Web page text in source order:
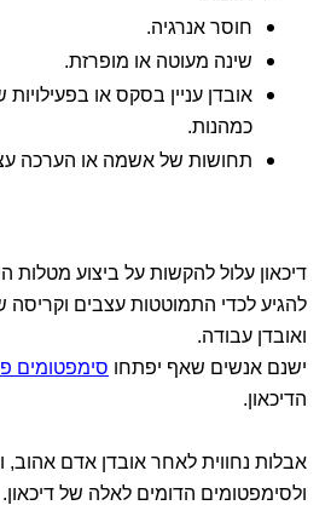
חוסר אנרגיה.
שינה מעוטה או מופרזת.
אובדן עניין בסקס או
כמהנות.
תחושות של אשמה או הערכה
דיכאון עלול להקשות על ביצוע מטלות
להגיע לכדי התמוטטות עצבים וקריסה
ואובדן עבודה.
ישנם אנשים שאף יפתחו סימפטומים
הדיכאון.
אבלות נחווית לאחר אובדן אדם אהוב,
ולסימפטומים הדומים לאלה של דיכאון.